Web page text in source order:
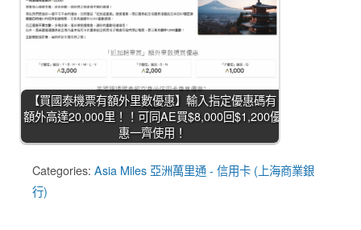
【買國泰機票有額外里數優惠】輸入指定優惠碼有
額外高達20,000里！！可同AE買$8,000回$1,200優
惠一齊使用！
Categories: Asia Miles 亞洲萬里通 - 信用卡 (上海商業銀
行)